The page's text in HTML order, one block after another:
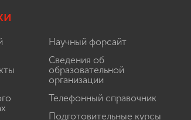
Научный форсайт
Сведения об
образовательной
организации
Телефонный справочник
Подготовительные курсы